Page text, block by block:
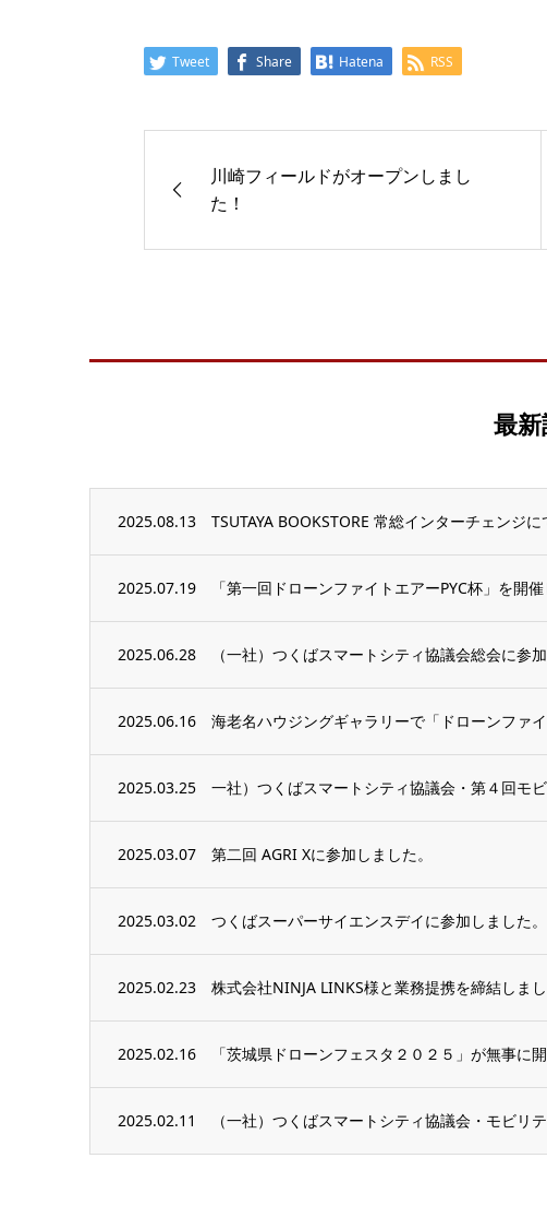
Tweet Share Hatena RSS
川崎フィールドがオープンしまし
た！
最
2025.08.13 TSUTAYA BOOKSTORE 常総インターチェンジ
2025.07.19 「第一回ドローンファイトエアーPYC杯」を開催
2025.06.28 （一社）つくばスマートシティ協議会総会に参加
2025.06.16 海老名ハウジングギャラリーで「ドローンファ
2025.03.25 一社）つくばスマートシティ協議会・第４回モ
2025.03.07 第二回 AGRI Xに参加しました。
2025.03.02 つくばスーパーサイエンスデイに参加しました。
2025.02.23 株式会社NINJA LINKS様と業務提携を締結しまし
2025.02.16 「茨城県ドローンフェスタ２０２５」が無事に
2025.02.11 （一社）つくばスマートシティ協議会・モビリ